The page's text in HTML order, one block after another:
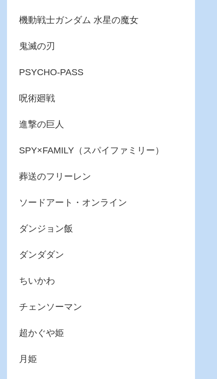
機動戦士ガンダム 水星の魔女
鬼滅の刃
PSYCHO-PASS
呪術廻戦
進撃の巨人
SPY×FAMILY（スパイファミリー）
葬送のフリーレン
ソードアート・オンライン
ダンジョン飯
ダンダダン
ちいかわ
チェンソーマン
超かぐや姫
月姫